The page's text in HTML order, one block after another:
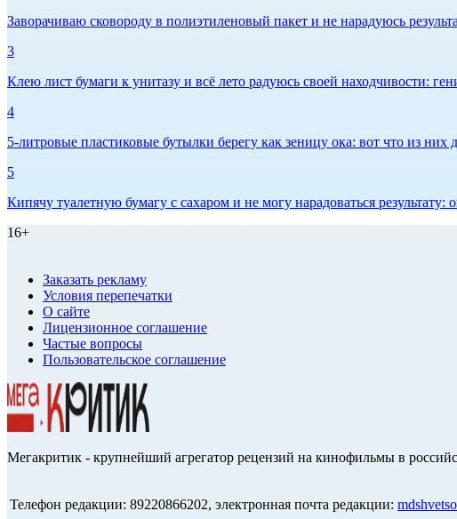
Заворачиваю сковороду в полиэтиленовый пакет и не нарадуюсь
3
Клею лист бумаги к унитазу и всё лето радуюсь своей находчивости:
4
5-литровые пластиковые бутылки берегу как зеницу ока: вот что из
5
Кипячу туалетную бумагу с сахаром и не могу нарадоваться результату:
16+
Заказать рекламу
Условия перепечатки
О сайте
Лицензионное соглашение
Частые вопросы
Пользовательское соглашение
Мегакритик - крупнейший агрегатор рецензий на кинофильмы в
Телефон редакции: 89220866202, электронная почта редакции: